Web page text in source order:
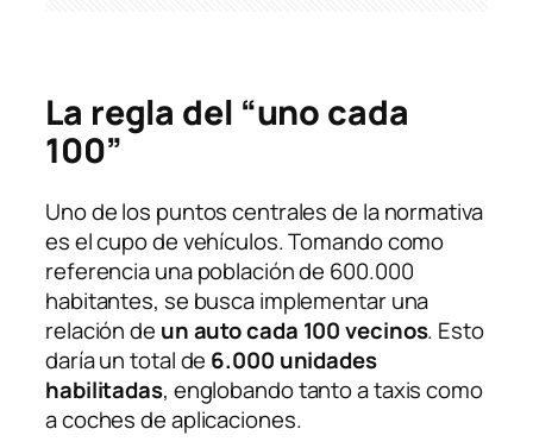
La regla del “uno cada
100”
Uno de los puntos centrales de la normativa
es el cupo de vehículos. Tomando como
referencia una población de 600.000
habitantes, se busca implementar una
relación de un auto cada 100 vecinos. Esto
daría un total de 6.000 unidades
habilitadas, englobando tanto a taxis como
a coches de aplicaciones.